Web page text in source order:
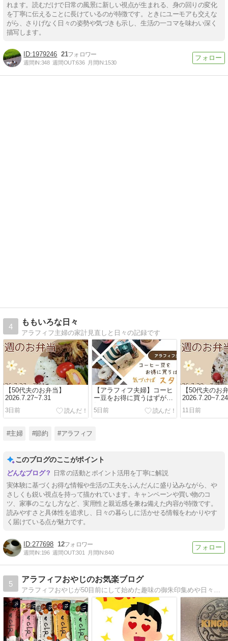
れます。読むだけで日常の風景に新しい視点が生まれる、身の回りの変化
を丁寧に伝えることに長けているのが特徴です。ときにユーモアも交えな
がら、さりげなく日々の姿勢や気づきも示し、生活の一コマを味わい深く
描写します。
1979246 21
週間IN:348 週間OUT:636 月間IN:1530
4
ももいろな日々
アラフィフ主婦の家計見直しと日々の記録です
【50代夫のお弁当】
2026.7.27~7.31
3日前
【アラフィフ夫婦】コーヒ
ー豆をお得に買うはずが、
気づけばスタバにハマって
いました
5日前
【50代夫のお
2026.7.20~7.24
11日前
#主婦 #節約 #アラフィフ
このブログのここがポイント
日常の活動とポイント活用を丁寧に解説
実体験に基づくお得な情報や生活の工夫をふんだんに盛り込みながら、や
さしくも鋭い視点を持って描かれています。キャンペーンや買い物のコ
ツ、家事のこなし方など、実用性と親近感を兼ね備えた内容が特徴です。
読みやすさと具体性を追求し、日々の暮らしに活かせる情報をわかりやす
く届けている点が魅力です。
277698 12
週間IN:196 週間OUT:301 月間IN:840
5
アラフィフおやじのお気楽ブログ